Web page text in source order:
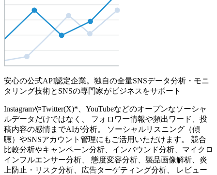
安心の公式API認定企業。独自の全量SNSデータ分析・モニ
タリング技術とSNSの専門家がビジネスをサポート
InstagramやTwitter(X)*、YouTubeなどのオープンなソーシャ
ルデータだけではなく、 フォロワー情報や頻出ワード、投
稿内容の感情までAIが分析。 ソーシャルリスニング（傾
聴）やSNSアカウント管理にもご活用いただけます。 競合
比較分析やキャンペーン分析、インバウンド分析、マイクロ
インフルエンサー分析、 態度変容分析、製品画像解析、炎
上防止・リスク分析、広告ターゲティング分析、 レビュー